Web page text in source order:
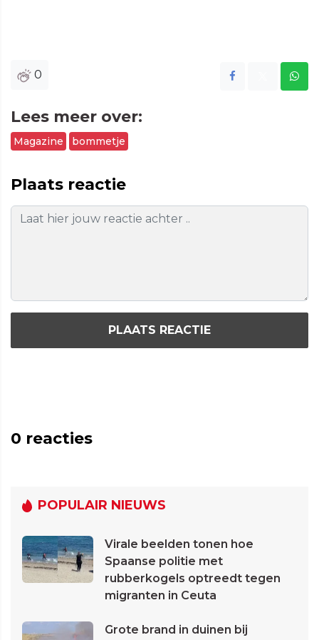
0
Lees meer over:
Magazine bommetje
Plaats reactie
PLAATS REACTIE
0 reacties
POPULAIR NIEUWS
Virale beelden tonen hoe
Spaanse politie met
rubberkogels optreedt tegen
migranten in Ceuta
Grote brand in duinen bij